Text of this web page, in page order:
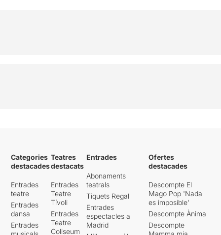
Categories
destacades
Entrades
teatre
Entrades
dansa
Entrades
Teatres
destacats
Entrades
Teatre
Tívoli
Entrades
Teatre
Coliseum
Entrades
Abonaments
teatrals
Tiquets Regal
Entrades
espectacles a
Madrid
Ofertes
destacades
Descompte El
Mago Pop 'Nada
es imposible'
Descompte Ànima
Descompte